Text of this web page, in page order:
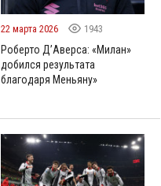
22 марта 2026 1943
Роберто Д’Аверса: «Милан»
добился результата
благодаря Меньяну»